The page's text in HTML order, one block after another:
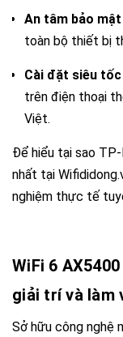
An tâm bảo
toàn bộ thiết bị
Cài đặt siêu
trên điện thoại
Việt.
Để hiểu tại sao
nhất tại
nghiệm thực tế
WiFi 6
giải trí và làm
Sở hữu công nghệ